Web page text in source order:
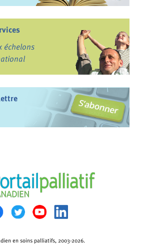
échelons
en soins palliatifs, 2003-2026.